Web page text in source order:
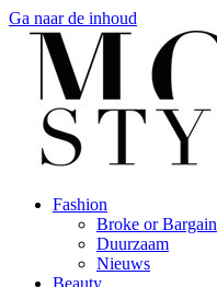
Ga naar de inhoud
Fashion
Broke or Bargain
Duurzaam
Nieuws
Beauty